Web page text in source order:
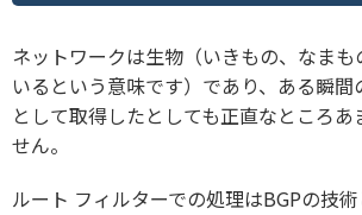
ネットワークは生物（いきもの、なま
いるという意味です）であり、ある瞬
として取得したとしても正直なところあ
せん。
ルート フィルターでの処理はBGPの技